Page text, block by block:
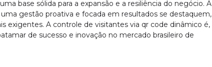
base sólida para a expansão e a resiliência do negócio. A
gestão proativa e focada em resultados se destaquem,
exigentes. A controle de visitantes via qr code dinâmico é,
de sucesso e inovação no mercado brasileiro de